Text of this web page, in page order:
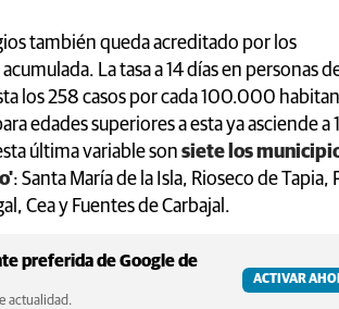
también queda acreditado por los
La tasa a 14 días en personas
los 258 casos por cada 100.000
edades superiores a esta ya asciende a
última variable son siete los
: Santa María de la Isla, Rioseco de Tapia,
Cea y Fuentes de Carbajal.
preferida de Google de
actualidad.
ACTIVAR